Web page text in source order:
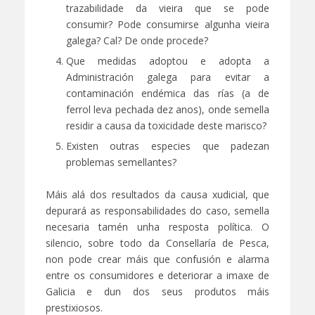
trazabilidade da vieira que se pode
consumir? Pode consumirse algunha vieira
galega? Cal? De onde procede?
Que medidas adoptou e adopta a
Administración galega para evitar a
contaminación endémica das rías (a de
ferrol leva pechada dez anos), onde semella
residir a causa da toxicidade deste marisco?
Existen outras especies que padezan
problemas semellantes?
Máis alá dos resultados da causa xudicial, que
depurará as responsabilidades do caso, semella
necesaria tamén unha resposta política. O
silencio, sobre todo da Consellaría de Pesca,
non pode crear máis que confusión e alarma
entre os consumidores e deteriorar a imaxe de
Galicia e dun dos seus produtos máis
prestixiosos.